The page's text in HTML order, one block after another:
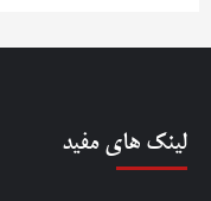
لینک های مفید